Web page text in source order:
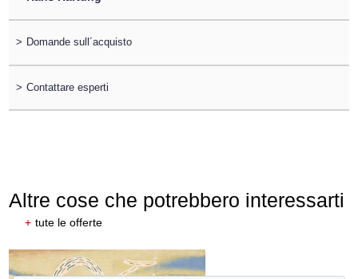
> Domande sull´acquisto
> Contattare esperti
Altre cose che potrebbero interessarti
+ tute le offerte